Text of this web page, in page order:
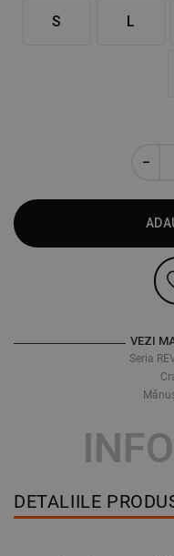
S L
VEZI
Seria
DETALIILE